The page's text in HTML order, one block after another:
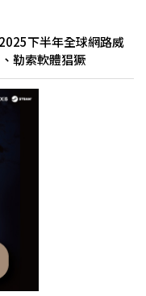
下半年全球網路威
擊激增、勒索軟體猖獗